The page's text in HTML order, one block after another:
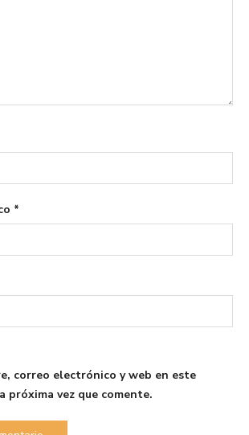
*
correo electrónico y web en este
próxima vez que comente.